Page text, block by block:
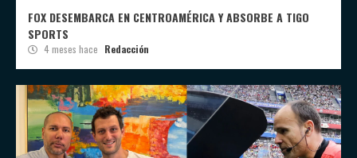
FOX DESEMBARCA EN CENTROAMÉRICA Y ABSORBE A TIGO
SPORTS
4 meses hace Redacción